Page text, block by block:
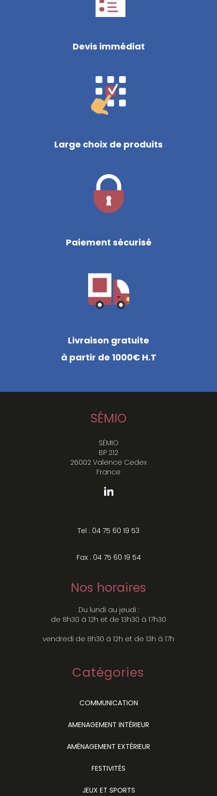
Devis immédiat
Large choix de produits
Paiement sécurisé
Livraison gratuite
à partir de 1000€ H.T
SÉMIO
SÉMIO
BP 212
26002 Valence Cedex
France
Tel : 04 75 60 19 53
Fax : 04 75 60 19 54
Nos horaires
Du lundi au jeudi :
de 8h30 à 12h et de 13h30 à 17h30
vendredi de 8h30 à 12h et de 13h à 17h
Catégories
COMMUNICATION
AMENAGEMENT INTÉRIEUR
AMÉNAGEMENT EXTÉRIEUR
FESTIVITÉS
JEUX ET SPORTS